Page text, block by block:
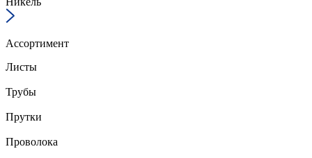
Ассортимент
Листы
Трубы
Прутки
Проволока